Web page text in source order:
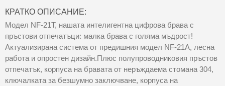
КРАТКО ОПИСАНИЕ:
Модел NF-21T, нашата интелигентна цифрова брава с
пръстови отпечатъци: малка брава с голяма мъдрост!
Актуализирана система от предишния модел NF-21A, лесна
работа и опростен дизайн.Плюс полупроводниковия пръстов
отпечатък, корпуса на бравата от неръждаема стомана 304,
ключалката за безшумно заключване, корпуса на